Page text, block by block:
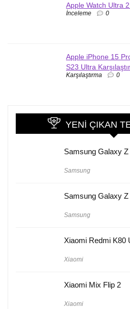
Apple Watch Ultra
İnceleme 0
Apple iPhone 15
S23 Ultra
Karşılaştırma 0
YENI ÇIKAN
Samsung Galaxy Z
Samsung
Samsung Galaxy Z
Samsung
Xiaomi Redmi K80
Xiaomi
Xiaomi Mix Flip 2
Xiaomi